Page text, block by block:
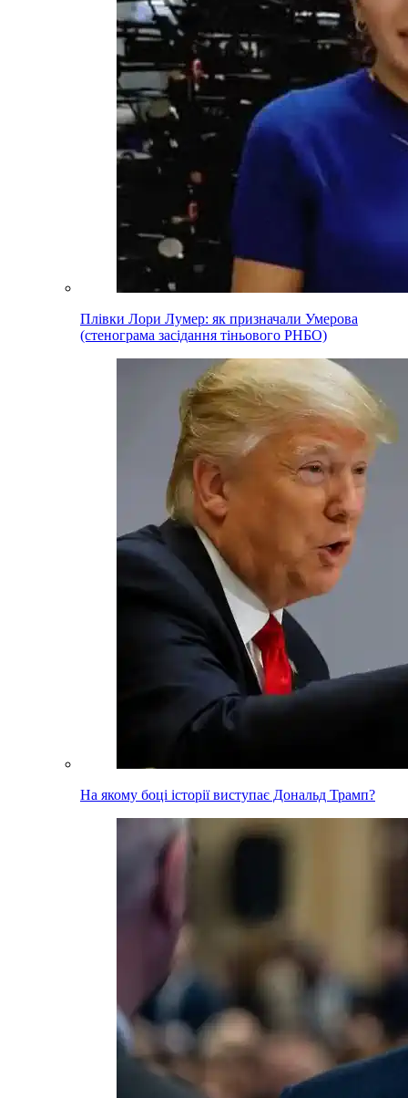
Плівки Лори Лумер: як призначали Умерова
(стенограма засідання тіньового РНБО)
На якому боці історії виступає Дональд Трамп?